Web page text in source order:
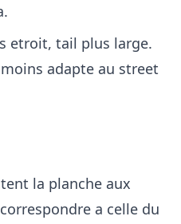
etroit, tail plus large.
adapte au street
la planche aux
a celle du